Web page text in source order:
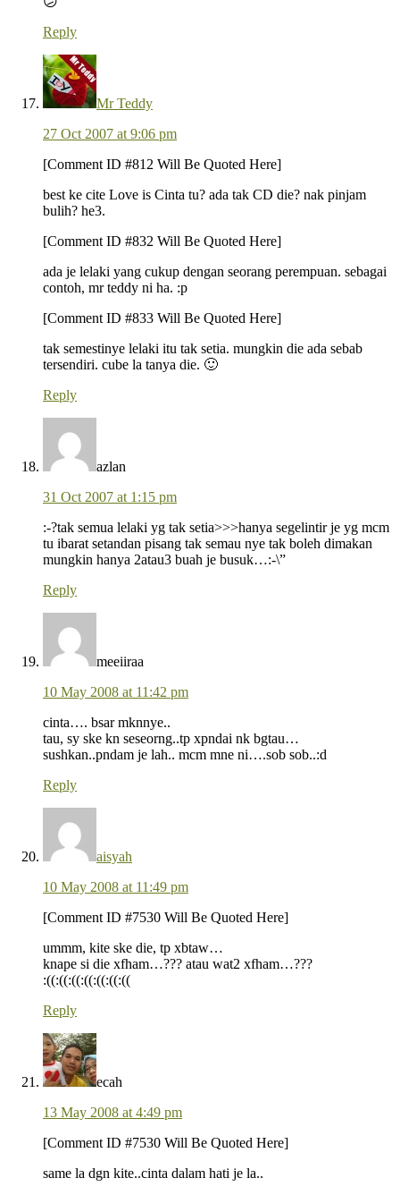
Reply
Mr Teddy
27 Oct 2007 at 9:06 pm
[Comment ID #812 Will Be Quoted Here]
best ke cite Love is Cinta tu? ada tak CD die? nak pinjam
bulih? he3.
[Comment ID #832 Will Be Quoted Here]
ada je lelaki yang cukup dengan seorang perempuan. sebagai
contoh, mr teddy ni ha. :p
[Comment ID #833 Will Be Quoted Here]
tak semestinye lelaki itu tak setia. mungkin die ada sebab
tersendiri. cube la tanya die. 🙂
Reply
azlan
31 Oct 2007 at 1:15 pm
:-?tak semua lelaki yg tak setia>>>hanya segelintir je yg mcm
tu ibarat setandan pisang tak semau nye tak boleh dimakan
mungkin hanya 2atau3 buah je busuk…:-\”
Reply
meeiiraa
10 May 2008 at 11:42 pm
cinta…. bsar mknnye..
tau, sy ske kn seseorng..tp xpndai nk bgtau…
sushkan..pndam je lah.. mcm mne ni….sob sob..:d
Reply
aisyah
10 May 2008 at 11:49 pm
[Comment ID #7530 Will Be Quoted Here]
ummm, kite ske die, tp xbtaw…
knape si die xfham…??? atau wat2 xfham…???
:((:((:((:((:((:((:((
Reply
ecah
13 May 2008 at 4:49 pm
[Comment ID #7530 Will Be Quoted Here]
same la dgn kite..cinta dalam hati je la..